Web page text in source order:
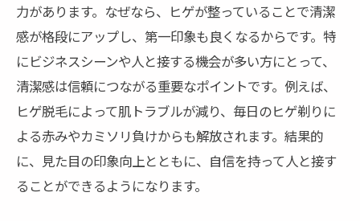
力があります。なぜなら、ヒゲが整っていることで清潔
感が格段にアップし、第一印象も良くなるからです。特
にビジネスシーンや人と接する機会が多い方にとって、
清潔感は信頼につながる重要なポイントです。例えば、
ヒゲ脱毛によって肌トラブルが減り、毎日のヒゲ剃りに
よる赤みやカミソリ負けからも解放されます。結果的
に、見た目の印象向上とともに、自信を持って人と接す
ることができるようになります。